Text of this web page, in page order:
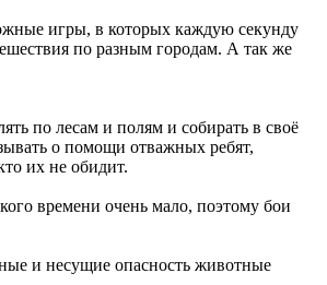
игры, в которых каждую секунду
по разным городам. А так же
по лесам и полям и собирать в своё
о помощи отважных ребят,
их не обидит.
времени очень мало, поэтому бои
и несущие опасность животные